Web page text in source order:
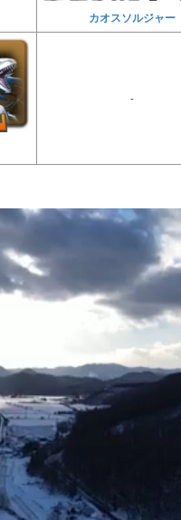
カオスソルジャー
-